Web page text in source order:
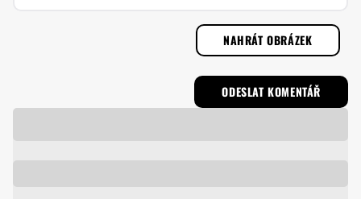
NAHRÁT OBRÁZEK